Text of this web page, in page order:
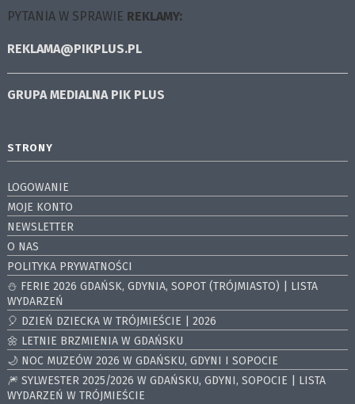
PYTANIA W SPRAWIE REKLAMY:
REKLAMA@PIKPLUS.PL
GRUPA MEDIALNA PIK PLUS
STRONY
LOGOWANIE
MOJE KONTO
NEWSLETTER
O NAS
POLITYKA PRYWATNOŚCI
⛄️ FERIE 2026 GDAŃSK, GDYNIA, SOPOT (TRÓJMIASTO) | LISTA
WYDARZEŃ
🎈 DZIEŃ DZIECKA W TRÓJMIEŚCIE | 2026
🌼 LETNIE BRZMIENIA W GDAŃSKU
🌙 NOC MUZEÓW 2026 W GDAŃSKU, GDYNI I SOPOCIE
🎆 SYLWESTER 2025/2026 W GDAŃSKU, GDYNI, SOPOCIE | LISTA
WYDARZEŃ W TRÓJMIEŚCIE